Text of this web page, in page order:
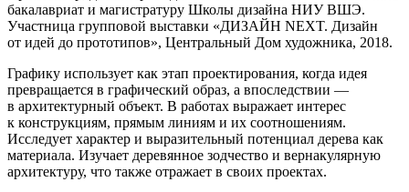
бакалавриат и магистратуру Школы дизайна НИУ ВШЭ.
Участница групповой выставки «ДИЗАЙН NEXT. Дизайн
от идей до прототипов», Центральный Дом художника, 2018.
Графику использует как этап проектирования, когда идея
превращается в графический образ, а впоследствии —
в архитектурный объект. В работах выражает интерес
к конструкциям, прямым линиям и их соотношениям.
Исследует характер и выразительный потенциал дерева как
материала. Изучает деревянное зодчество и вернакулярную
архитектуру, что также отражает в своих проектах.